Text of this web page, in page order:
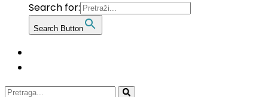
Search for:
Search Button